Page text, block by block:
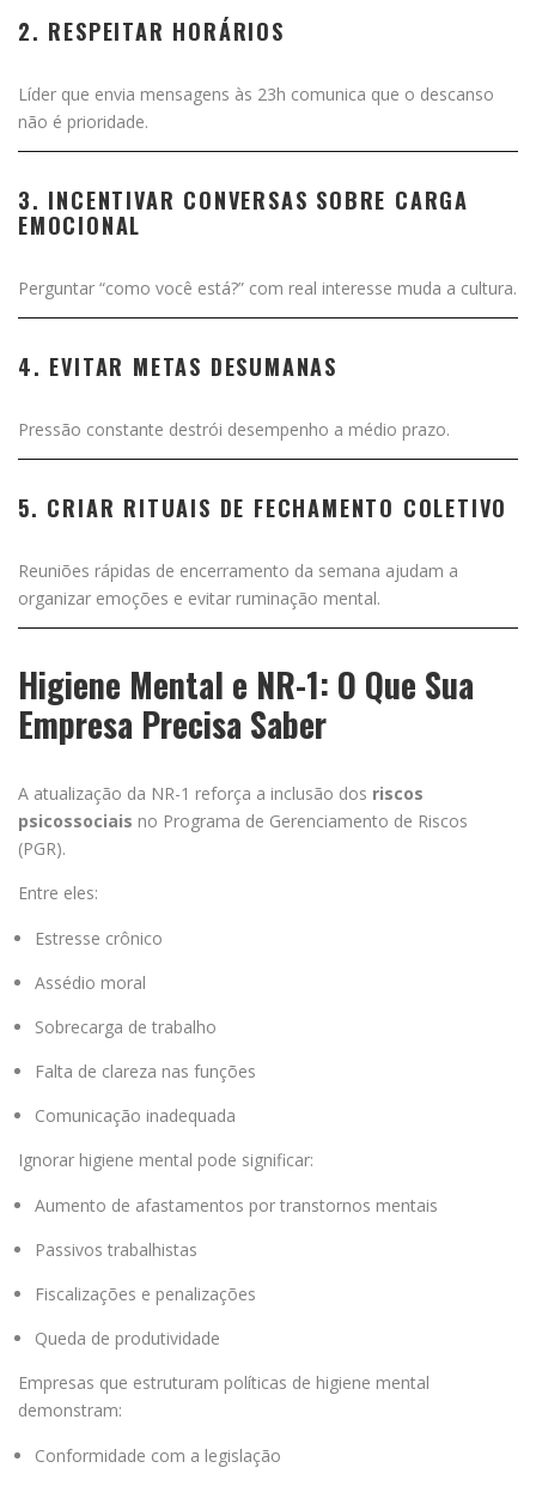
2. RESPEITAR HORÁRIOS
Líder que envia mensagens às 23h comunica que o descanso
não é prioridade.
3. INCENTIVAR CONVERSAS SOBRE CARGA
EMOCIONAL
Perguntar “como você está?” com real interesse muda a cultura.
4. EVITAR METAS DESUMANAS
Pressão constante destrói desempenho a médio prazo.
5. CRIAR RITUAIS DE FECHAMENTO COLETIVO
Reuniões rápidas de encerramento da semana ajudam a
organizar emoções e evitar ruminação mental.
Higiene Mental e NR-1: O Que Sua
Empresa Precisa Saber
A atualização da NR-1 reforça a inclusão dos riscos
psicossociais no Programa de Gerenciamento de Riscos
(PGR).
Entre eles:
Estresse crônico
Assédio moral
Sobrecarga de trabalho
Falta de clareza nas funções
Comunicação inadequada
Ignorar higiene mental pode significar:
Aumento de afastamentos por transtornos mentais
Passivos trabalhistas
Fiscalizações e penalizações
Queda de produtividade
Empresas que estruturam políticas de higiene mental
demonstram:
Conformidade com a legislação